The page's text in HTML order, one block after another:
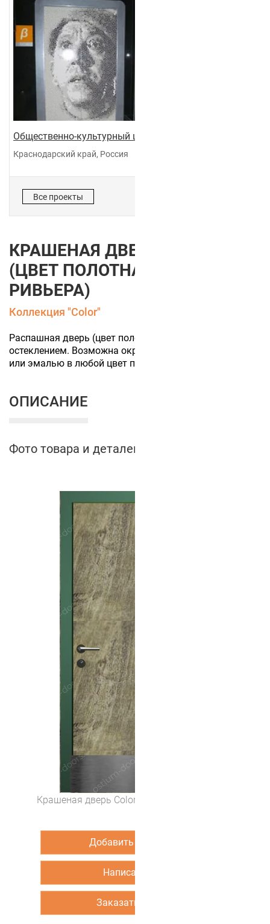
Общественно-культурный центр "Галактика"
Краснодарский край, Россия
Все проекты
КРАШЕНАЯ ДВЕРЬ COLOR 2
(ЦВЕТ ПОЛОТНА ДУБ
РИВЬЕРА)
Коллекция "Color"
Распашная дверь (цвет полотна Дуб Ривьера) МДФ с
остеклением. Возможна окраска акриловой краской
или эмалью в любой цвет по каталогу RAL.
ОПИСАНИЕ
Фото товара и деталей
Крашеная дверь Color 2 (цвет Дуб Ривьера)
Добавить в корзину
Написать нам
Заказать звонок